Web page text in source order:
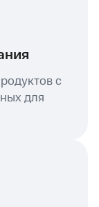
с
для